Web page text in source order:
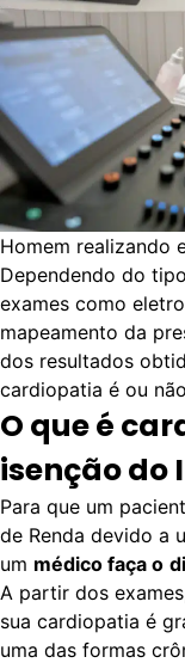
Homem realizando
Dependendo do
exames como
mapeamento da
dos resultados
cardiopatia é ou
O que é
isenção do
Para que um
de Renda devido a
um médico faça o
A partir dos
sua cardiopatia é
uma das formas